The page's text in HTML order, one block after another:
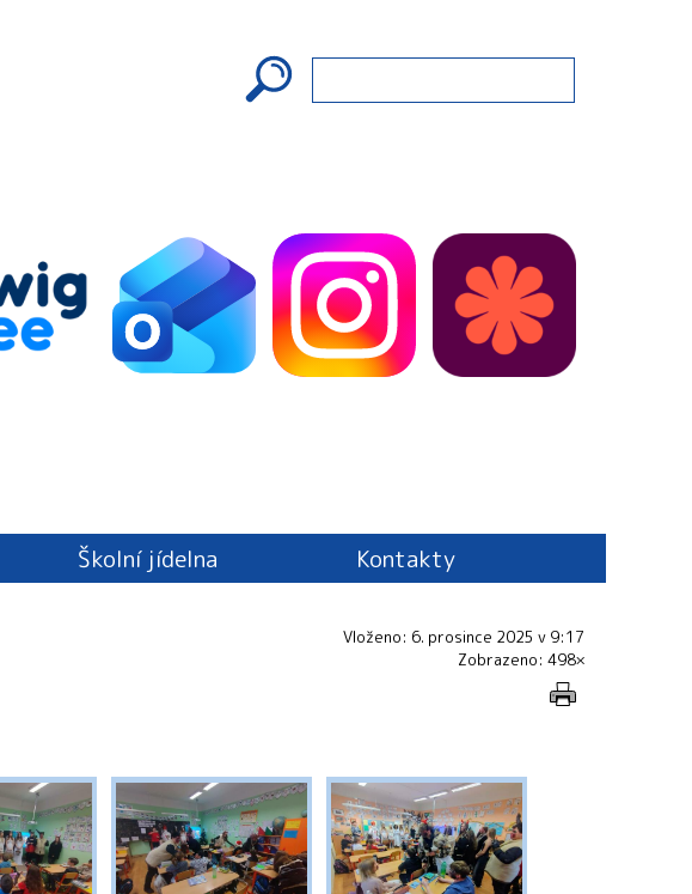
Školní jídelna Kontakty
Vloženo: 6. prosince 2025 v 9:17
Zobrazeno: 498×